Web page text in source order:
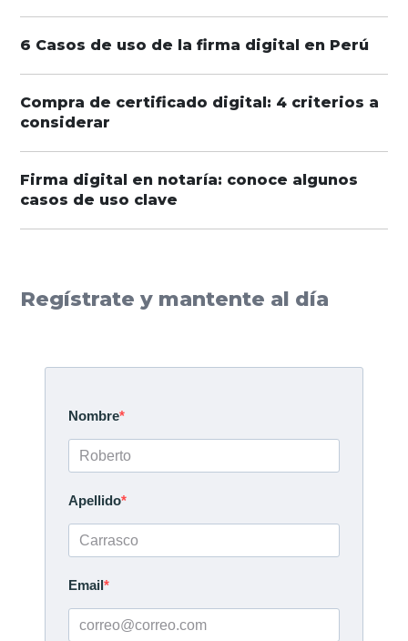
6 Casos de uso de la firma digital en Perú
Compra de certificado digital: 4 criterios a
considerar
Firma digital en notaría: conoce algunos
casos de uso clave
Regístrate y mantente al día
Nombre
Apellido
Email